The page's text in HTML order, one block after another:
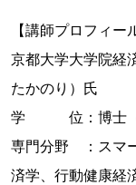
【講師プロフィー
京都大学大学院
たかのり）氏
学 位：博士（
専門分野 ：スマ
済学、行動健康経